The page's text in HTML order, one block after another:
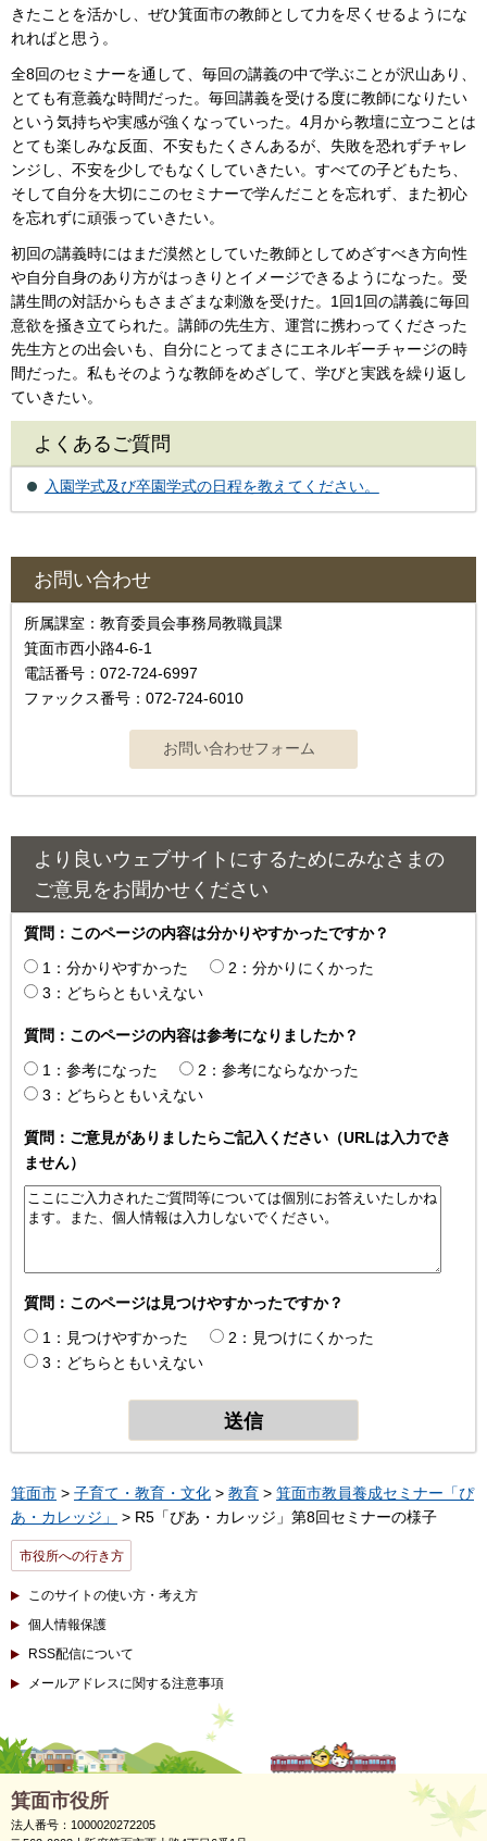
きたことを活かし、ぜひ箕面市の教師として力を尽くせるようにな
れればと思う。
全8回のセミナーを通して、毎回の講義の中で学ぶことが沢山あり、
とても有意義な時間だった。毎回講義を受ける度に教師になりたい
という気持ちや実感が強くなっていった。4月から教壇に立つことは
とても楽しみな反面、不安もたくさんあるが、失敗を恐れずチャレ
ンジし、不安を少しでもなくしていきたい。すべての子どもたち、
そして自分を大切にこのセミナーで学んだことを忘れず、また初心
を忘れずに頑張っていきたい。
初回の講義時にはまだ漠然としていた教師としてめざすべき方向性
や自分自身のあり方がはっきりとイメージできるようになった。受
講生間の対話からもさまざまな刺激を受けた。1回1回の講義に毎回
意欲を掻き立てられた。講師の先生方、運営に携わってくださった
先生方との出会いも、自分にとってまさにエネルギーチャージの時
間だった。私もそのような教師をめざして、学びと実践を繰り返し
ていきたい。
よくあるご質問
入園学式及び卒園学式の日程を教えてください。
お問い合わせ
所属課室：教育委員会事務局教職員課
箕面市西小路4-6-1
電話番号：072-724-6997
ファックス番号：072-724-6010
より良いウェブサイトにするためにみなさまの
ご意見をお聞かせください
質問：このページの内容は分かりやすかったですか？
1：分かりやすかった
2：分かりにくかった
3：どちらともいえない
質問：このページの内容は参考になりましたか？
1：参考になった
2：参考にならなかった
3：どちらともいえない
質問：ご意見がありましたらご記入ください（URLは入力でき
ません）
質問：このページは見つけやすかったですか？
1：見つけやすかった
2：見つけにくかった
3：どちらともいえない
箕面市 > 子育て・教育・文化 > 教育 > 箕面市教員養成セミナー「ぴ
あ・カレッジ」
> R5「ぴあ・カレッジ」第8回セミナーの様子
市役所への行き方
このサイトの使い方・考え方
個人情報保護
RSS配信について
メールアドレスに関する注意事項
箕面市役所
法人番号：1000020272205